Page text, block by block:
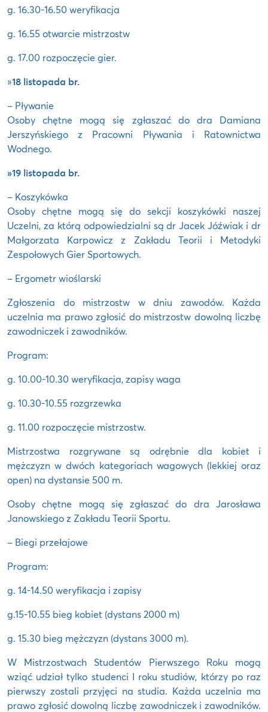
g. 16.30-16.50 weryfikacja
g. 16.55 otwarcie mistrzostw
g. 17.00 rozpoczęcie gier.
»18 listopada br.
– Pływanie
Osoby chętne mogą się zgłaszać do dra Damiana
Jerszyńskiego z Pracowni Pływania i Ratownictwa
Wodnego.
»19 listopada br.
– Koszykówka
Osoby chętne mogą się do sekcji koszykówki naszej
Uczelni, za którą odpowiedzialni są dr Jacek Jóźwiak i dr
Małgorzata Karpowicz z Zakładu Teorii i Metodyki
Zespołowych Gier Sportowych.
– Ergometr wioślarski
Zgłoszenia do mistrzostw w dniu zawodów. Każda
uczelnia ma prawo zgłosić do mistrzostw dowolną liczbę
zawodniczek i zawodników.
Program:
g. 10.00-10.30 weryfikacja, zapisy waga
g. 10.30-10.55 rozgrzewka
g. 11.00 rozpoczęcie mistrzostw.
Mistrzostwa rozgrywane są odrębnie dla kobiet i
mężczyzn w dwóch kategoriach wagowych (lekkiej oraz
open) na dystansie 500 m.
Osoby chętne mogą się zgłaszać do dra Jarosława
Janowskiego z Zakładu Teorii Sportu.
– Biegi przełajowe
Program:
g. 14-14.50 weryfikacja i zapisy
g.15-10.55 bieg kobiet (dystans 2000 m)
g. 15.30 bieg mężczyzn (dystans 3000 m).
W Mistrzostwach Studentów Pierwszego Roku mogą
wziąć udział tylko studenci I roku studiów, którzy po raz
pierwszy zostali przyjęci na studia. Każda uczelnia ma
prawo zgłosić dowolną liczbę zawodniczek i zawodników.